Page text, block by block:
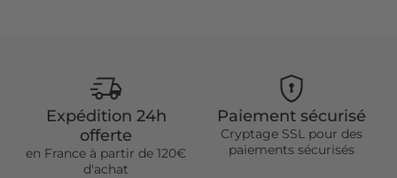
Expédition 24h
offerte
en France à partir de 120€
d'achat
Paiement sécurisé
Cryptage SSL pour des
paiements sécurisés